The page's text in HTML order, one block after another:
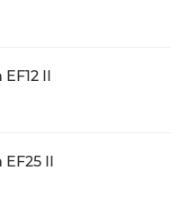
II
II